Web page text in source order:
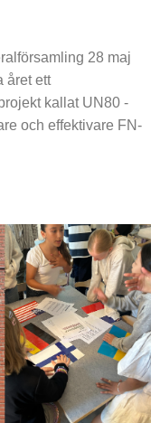
28 maj
året ett
kallat UN80 -
och effektivare FN-